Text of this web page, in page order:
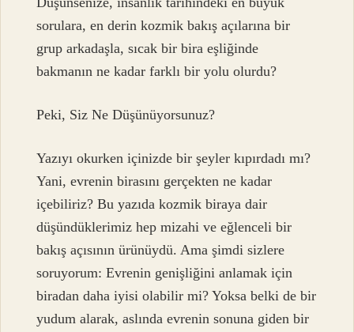
sorulara, en derin kozmik bakış açılarına bir
grup arkadaşla, sıcak bir bira eşliğinde
bakmanın ne kadar farklı bir yolu olurdu?
Peki, Siz Ne Düşünüyorsunuz?
Yazıyı okurken içinizde bir şeyler kıpırdadı mı?
Yani, evrenin birasını gerçekten ne kadar
içebiliriz? Bu yazıda kozmik biraya dair
düşündüklerimiz hep mizahi ve eğlenceli bir
bakış açısının ürünüydü. Ama şimdi sizlere
soruyorum: Evrenin genişliğini anlamak için
biradan daha iyisi olabilir mi? Yoksa belki de bir
yudum alarak, aslında evrenin sonuna giden bir